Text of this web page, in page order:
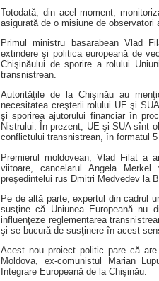
Totodată, din acel moment,
asigurată de o misiune de observatori
Primul ministru basarabean Vlad
extindere şi politica europeană de
Chişinăului de sporire a rolului
transnistrean.
Autorităţile de la Chişinău au
necesitatea creşterii rolului UE şi
şi sporirea ajutorului financiar în
Nistrului. În prezent, UE şi SUA sînt
conflictului transnistrean, în formatul
Premierul moldovean, Vlad Filat a
viitoare, cancelarul Angela
preşedintelui rus Dmitri Medvedev la
Pe de altă parte, expertul din cadrul
susţine că Uniunea Europeană nu
influenţeze reglementarea
şi se bucură de susţinere în acest
Acest nou proiect politic pare că
Moldova, ex-comunistul Marian
Integrare Europeană de la Chişinău.